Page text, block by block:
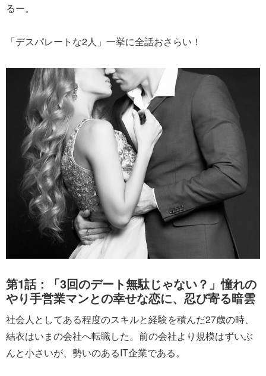
るー。
「デスパレートな2人」一挙に全話おさらい！
第1話：「3回のデート無駄じゃない？」憧れの
やり手営業マンとの幸せな恋に、忍び寄る暗雲
社会人としてある程度のスキルと経験を積んだ27歳の時、
結衣はいまの会社へ転職した。前の会社より規模はずいぶ
んと小さいが、勢いのあるIT企業である。